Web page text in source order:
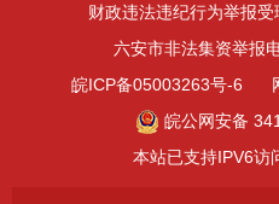
财政违法违纪行为举报
六安市非法集资举报
皖ICP备05003263号-6
皖公网安备
本站已支持IPV6访